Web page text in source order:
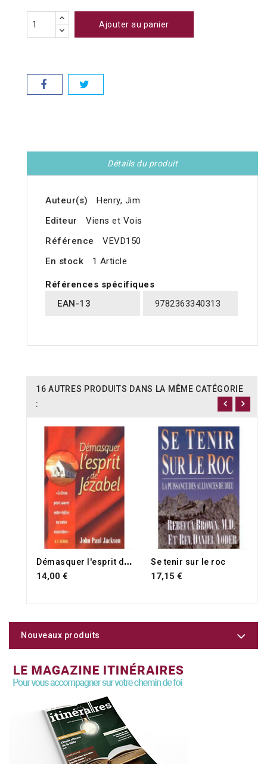
Ajouter au panier
Détails du produit
Auteur(s)
Henry, Jim
Editeur
Viens et Vois
Référence
VEVD150
En stock
1 Article
Références spécifiques
EAN-13
9782363340313
16 AUTRES PRODUITS DANS LA MÊME CATÉGORIE
:
D
émasquer l'esprit de Jezabel
14,00 €
Se tenir sur le roc
17,15 €
Nouveaux produits